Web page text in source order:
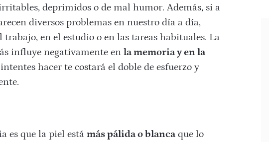
deprimidos o de mal humor. Además, si a
diversos problemas en nuestro día a día,
en el estudio o en las tareas habituales. La
influye negativamente en la memoria y en la
hacer te costará el doble de esfuerzo y
es que la piel está más pálida o blancaque lo